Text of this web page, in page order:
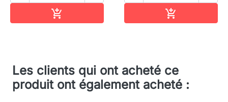
 
Les clients qui ont acheté ce
produit ont également acheté :